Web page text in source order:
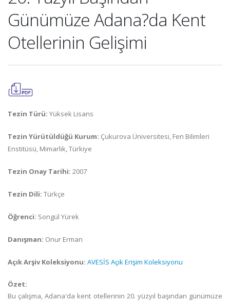
Günümüze Adana?da Kent
Otellerinin Gelişimi
Tezin Türü: Yüksek Lisans
Tezin Yürütüldüğü Kurum: Çukurova Üniversitesi, Fen Bilimleri
Enstitüsü, Mimarlık, Türkiye
Tezin Onay Tarihi: 2007
Tezin Dili: Türkçe
Öğrenci: Songül Yürek
Danışman: Onur Erman
Açık Arşiv Koleksiyonu: AVESİS Açık Erişim Koleksiyonu
Özet:
Bu çalışma, Adana'da kent otellerinin 20. yüzyıl başından günümüze